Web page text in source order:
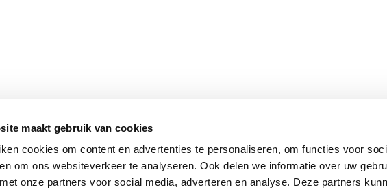
maakt gebruik van cookies
cookies om content en advertenties te personaliseren, om functies voor
om ons websiteverkeer te analyseren. Ook delen we informatie over uw
onze partners voor social media, adverteren en analyse. Deze partners